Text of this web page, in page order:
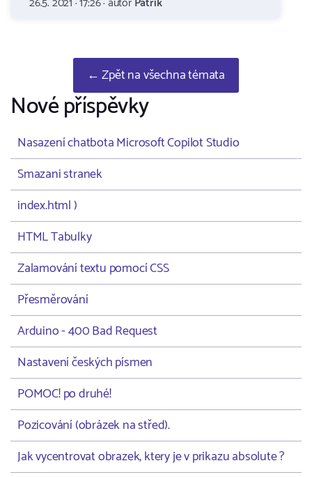
← Zpět na všechna témata
Nové příspěvky
Nasazení chatbota Microsoft Copilot Studio
Smazani stranek
index.html )
HTML Tabulky
Zalamování textu pomocí CSS
Přesměrování
Arduino - 400 Bad Request
Nastavení českých písmen
POMOC! po druhé!
Pozicování (obrázek na střed).
Jak vycentrovat obrazek, ktery je v prikazu absolute ?